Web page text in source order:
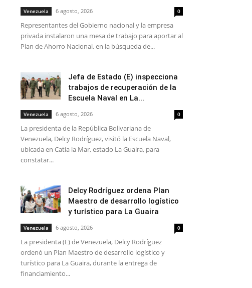
Venezuela 6 agosto, 2026 0
Representantes del Gobierno nacional y la empresa
privada instalaron una mesa de trabajo para aportar al
Plan de Ahorro Nacional, en la búsqueda de...
Jefa de Estado (E) inspecciona
trabajos de recuperación de la
Escuela Naval en La...
Venezuela 6 agosto, 2026 0
La presidenta de la República Bolivariana de
Venezuela, Delcy Rodríguez, visitó la Escuela Naval,
ubicada en Catia la Mar, estado La Guaira, para
constatar...
Delcy Rodríguez ordena Plan
Maestro de desarrollo logístico
y turístico para La Guaira
Venezuela 6 agosto, 2026 0
La presidenta (E) de Venezuela, Delcy Rodríguez
ordenó un Plan Maestro de desarrollo logístico y
turístico para La Guaira, durante la entrega de
financiamiento...